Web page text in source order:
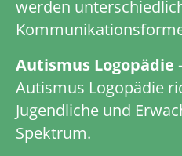
werden
Autismus Logopädie
Autismus Logopädie
Jugendliche und
Spektrum.